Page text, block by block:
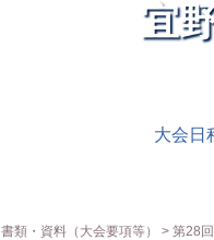
宜
大会日
書類・資料（大会要項等） > 第28